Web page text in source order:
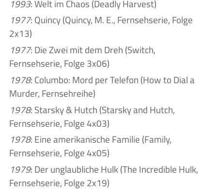
1993: Welt im Chaos (Deadly Harvest)
1977: Quincy (Quincy, M. E., Fernsehserie, Folge
2x13)
1977: Die Zwei mit dem Dreh (Switch,
Fernsehserie, Folge 3x06)
1978: Columbo: Mord per Telefon (How to Dial a
Murder, Fernsehreihe)
1978: Starsky & Hutch (Starsky and Hutch,
Fernsehserie, Folge 4x03)
1978: Eine amerikanische Familie (Family,
Fernsehserie, Folge 4x05)
1979: Der unglaubliche Hulk (The Incredible Hulk,
Fernsehserie, Folge 2x19)